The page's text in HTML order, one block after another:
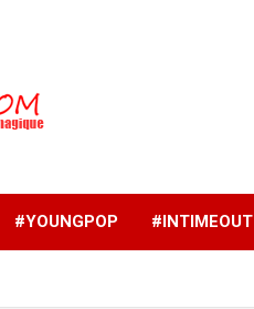
Lyon. rock pop
#YOUNGPOP #INTIMEOUT